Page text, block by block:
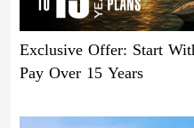
Exclusive Offer: Start
Pay Over 15 Years